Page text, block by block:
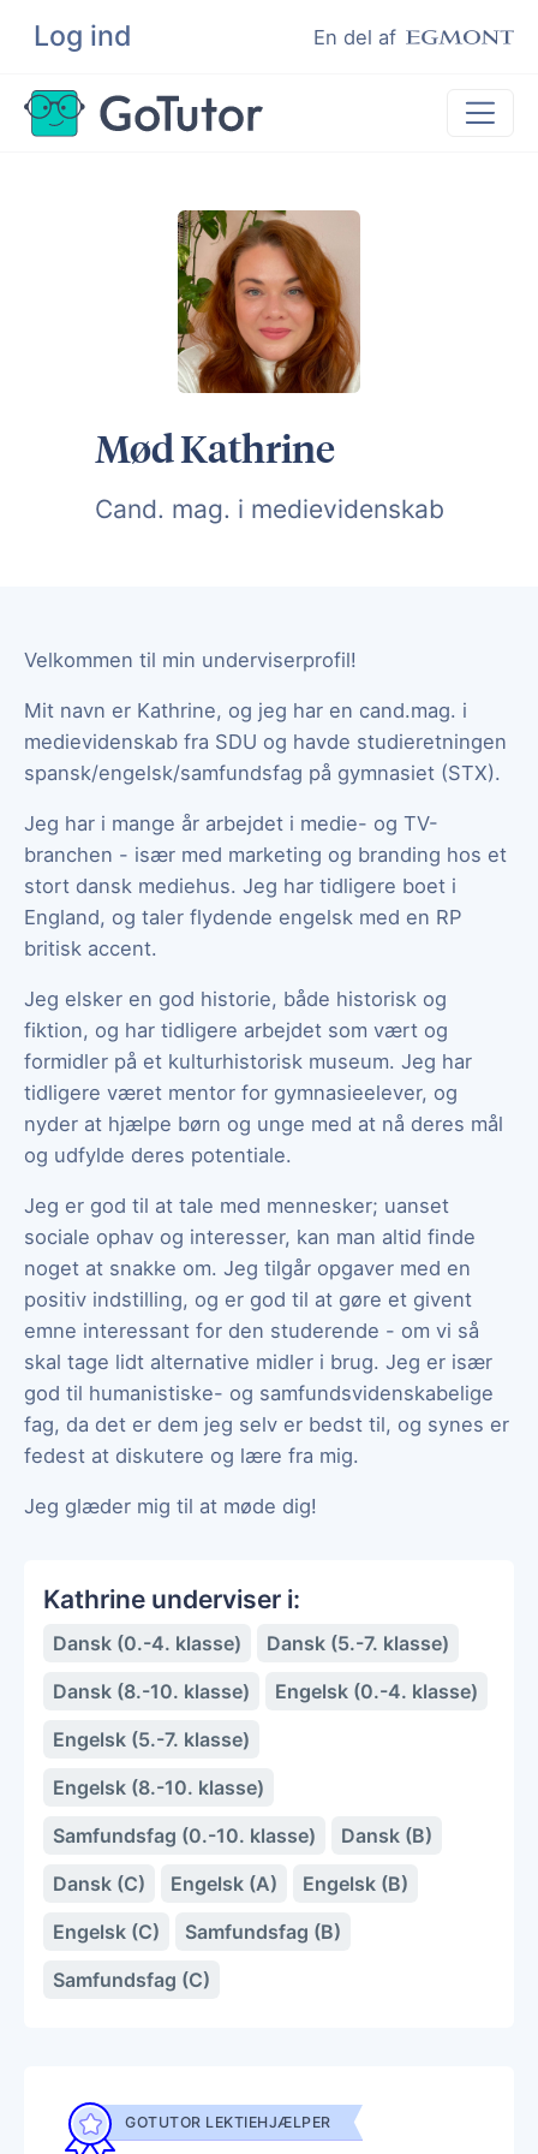
Log ind En del af
Søg
Lektiehjælp
Eksamenshjælp
Hjælp til ordblinde
Kundeudtalelser
Undervisere
Mød Kathrine
Cand. mag. i medievidenskab
Velkommen til min underviserprofil!
Mit navn er Kathrine, og jeg har en cand.mag. i
medievidenskab fra SDU og havde studieretningen
spansk/engelsk/samfundsfag på gymnasiet (STX).
Jeg har i mange år arbejdet i medie- og TV-
branchen - især med marketing og branding hos et
stort dansk mediehus. Jeg har tidligere boet i
England, og taler flydende engelsk med en RP
britisk accent.
Jeg elsker en god historie, både historisk og
fiktion, og har tidligere arbejdet som vært og
formidler på et kulturhistorisk museum. Jeg har
tidligere været mentor for gymnasieelever, og
nyder at hjælpe børn og unge med at nå deres mål
og udfylde deres potentiale.
Jeg er god til at tale med mennesker; uanset
sociale ophav og interesser, kan man altid finde
noget at snakke om. Jeg tilgår opgaver med en
positiv indstilling, og er god til at gøre et givent
emne interessant for den studerende - om vi så
skal tage lidt alternative midler i brug. Jeg er især
god til humanistiske- og samfundsvidenskabelige
fag, da det er dem jeg selv er bedst til, og synes er
fedest at diskutere og lære fra mig.
Jeg glæder mig til at møde dig!
Kathrine underviser i:
Dansk (0.-4. klasse)
Dansk (5.-7. klasse)
Dansk (8.-10. klasse)
Engelsk (0.-4. klasse)
Engelsk (5.-7. klasse)
Engelsk (8.-10. klasse)
Samfundsfag (0.-10. klasse)
Dansk (B)
Dansk (C)
Engelsk (A)
Engelsk (B)
Engelsk (C)
Samfundsfag (B)
Samfundsfag (C)
GOTUTOR LEKTIEHJÆLPER